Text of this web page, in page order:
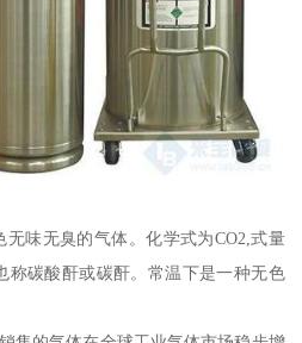
味无臭的气体。化学式为CO2,式量
称碳酸酐或碳酐。常温下是一种无色